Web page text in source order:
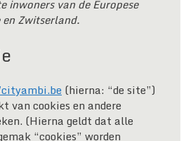
inwoners van de Europese
Zwitserland.
(hierna: “de site”)
van cookies en andere
(Hierna geldt dat alle
“cookies” worden